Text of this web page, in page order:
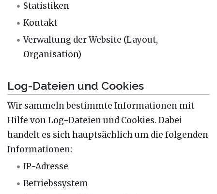
Statistiken
Kontakt
Verwaltung der Website (Layout,
Organisation)
Log-Dateien und Cookies
Wir sammeln bestimmte Informationen mit
Hilfe von Log-Dateien und Cookies. Dabei
handelt es sich hauptsächlich um die folgenden
Informationen:
IP-Adresse
Betriebssystem